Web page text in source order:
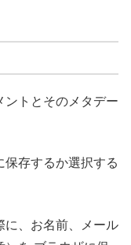
ントとそのメタデー
存するか選択する
に、お名前、メール